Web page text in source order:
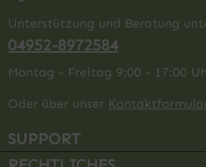
Unterstützung und Beratung
04952-8972584
Montag - Freitag 9:00 - 17:00
Oder über unser
SUPPORT